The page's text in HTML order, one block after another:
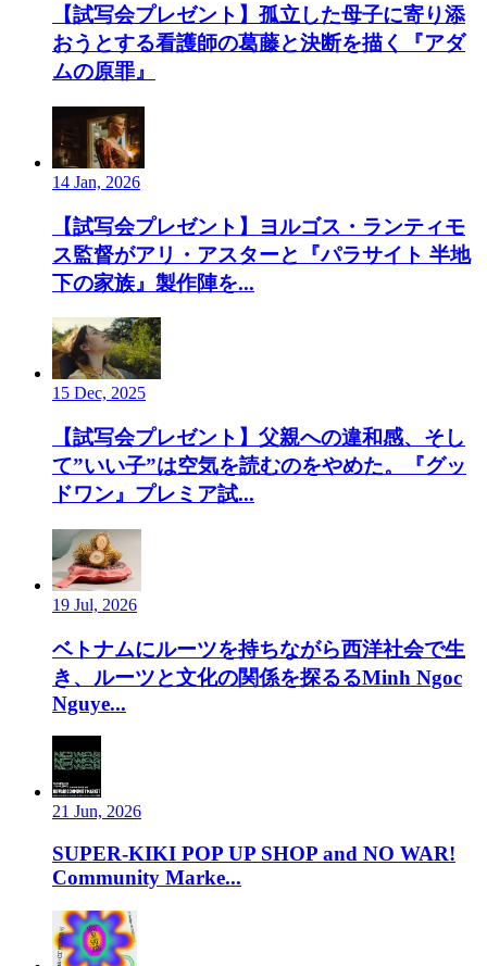
【試写会プレゼント】孤立した母子に寄り添
おうとする看護師の葛藤と決断を描く『アダ
ムの原罪』
14 Jan, 2026
【試写会プレゼント】ヨルゴス・ランティモ
ス監督がアリ・アスターと『パラサイト 半地
下の家族』製作陣を...
15 Dec, 2025
【試写会プレゼント】父親への違和感、そし
て”いい子”は空気を読むのをやめた。『グッ
ドワン』プレミア試...
19 Jul, 2026
ベトナムにルーツを持ちながら西洋社会で生
き、ルーツと文化の関係を探るるMinh Ngoc
Nguye...
21 Jun, 2026
SUPER-KIKI POP UP SHOP and NO WAR!
Community Marke...